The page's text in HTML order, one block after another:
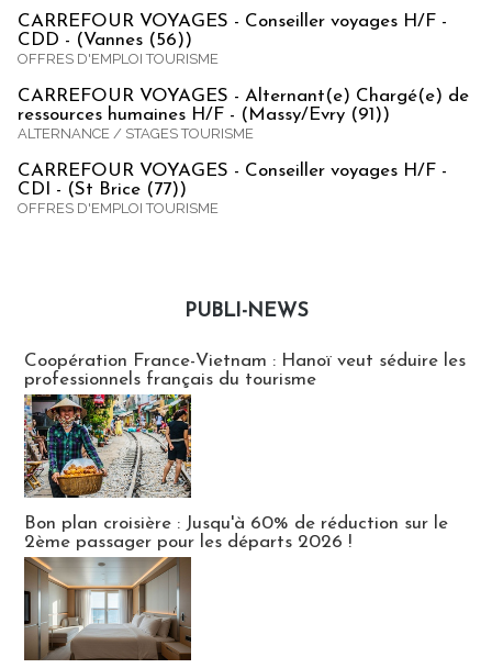
CARREFOUR VOYAGES - Conseiller voyages H/F -
CDD - (Vannes (56))
OFFRES D'EMPLOI TOURISME
CARREFOUR VOYAGES - Alternant(e) Chargé(e) de
ressources humaines H/F - (Massy/Evry (91))
ALTERNANCE / STAGES TOURISME
CARREFOUR VOYAGES - Conseiller voyages H/F -
CDI - (St Brice (77))
OFFRES D'EMPLOI TOURISME
PUBLI-NEWS
Coopération France-Vietnam : Hanoï veut séduire les
professionnels français du tourisme
Bon plan croisière : Jusqu'à 60% de réduction sur le
2ème passager pour les départs 2026 !